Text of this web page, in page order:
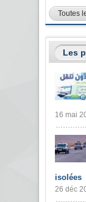
Toutes
Les
16 mai
isolées
26 déc